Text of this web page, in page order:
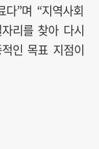
”며 “지역사회
리를 찾아 다시
인 목표 지점이